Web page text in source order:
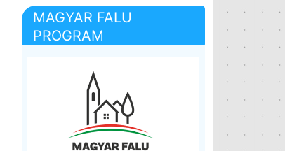
MAGYAR FALU
PROGRAM